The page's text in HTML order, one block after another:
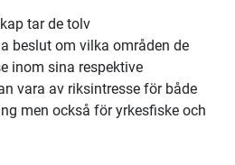
tar de tolv
beslut om vilka områden de
inom sina respektive
vara av riksintresse för både
men också för yrkesfiske och